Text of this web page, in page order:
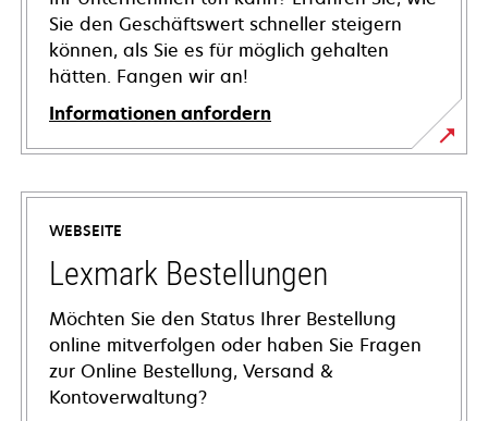
Sie den Geschäftswert schneller steigern
können, als Sie es für möglich gehalten
hätten. Fangen wir an!
Informationen anfordern
WEBSEITE
Lexmark Bestellungen
Möchten Sie den Status Ihrer Bestellung
online mitverfolgen oder haben Sie Fragen
zur Online Bestellung, Versand &
Kontoverwaltung?